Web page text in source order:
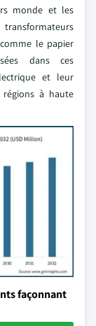
monde et les
le papier
dans ces
et leur
à haute
façonnant